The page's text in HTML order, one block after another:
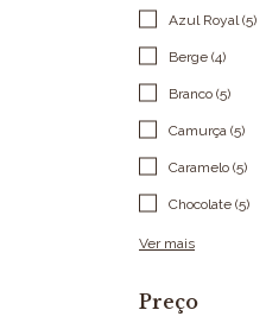
Azul Royal (5)
Berge (4)
Branco (5)
Camurça (5)
Caramelo (5)
Chocolate (5)
Ver mais
Preço